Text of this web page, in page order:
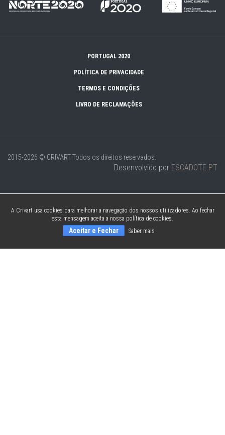
PORTUGAL 2020
POLÍTICA DE PRIVACIDADE
TERMOS E CONDIÇÕES
LIVRO DE RECLAMAÇÕES
2015-2026 © CRIVARTTodos os direitos reservados.
Desenvolvido por ESCADOTE.PT
A Crivart usa cookies para melhorar a navegação dos nossos utilizadores. Ao fechar
esta mensagem aceita a nossa política de cookies.
Aceitar e Fechar Saber mais